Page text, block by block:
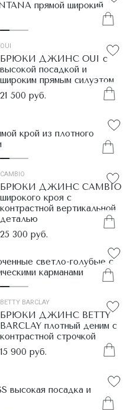
прямой широкий
OUI
БРЮКИ ДЖИНС OUI с
высокой посадкой и
широким прямым силуэтом
21 500 руб.
крой из плотного
CAMBIO
БРЮКИ ДЖИНС CAMBIO
широкого кроя с
контрастной вертикальной
деталью
25 300 руб.
светло-голубые с
карманами
BETTY BARCLAY
БРЮКИ ДЖИНС BETTY
BARCLAY плотный деним с
контрастной строчкой
15 900 руб.
посадка и